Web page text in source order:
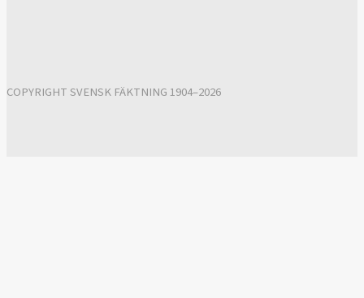
COPYRIGHT SVENSK FÄKTNING 1904–2026